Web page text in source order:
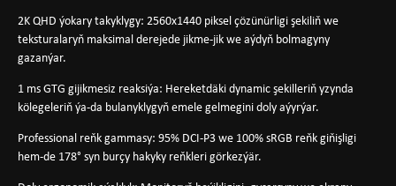
2K QHD ýokary takyklygy: 2560x1440 piksel çözünürligi şekiliň we
teksturalaryň maksimal derejede jikme-jik we aýdyň bolmagyny
gazanýar.
1 ms GTG gijikmesiz reaksiýa: Hereketdäki dynamic şekilleriň yzynda
kölegeleriň ýa-da bulanyklygyň emele gelmegini doly aýyrýar.
Professional reňk gammasy: 95% DCI-P3 we 100% sRGB reňk giňişligi
hem-de 178° syn burçy hakyky reňkleri görkezýär.